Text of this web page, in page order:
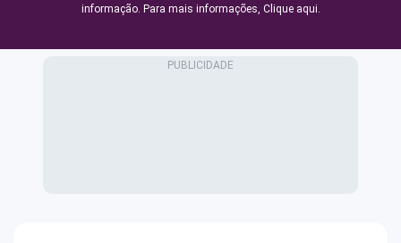
informação. Para mais informações, Clique aqui.